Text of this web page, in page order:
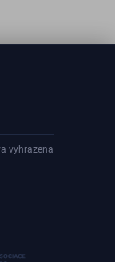
vyhrazena